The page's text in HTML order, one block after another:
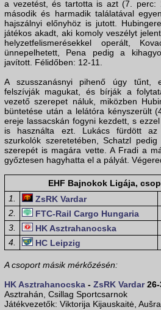
a vezetést, és tartotta is azt (7. perc:
második és harmadik találatával
hajszálnyi előnyhöz is jutott.
játékos akadt, aki komoly veszélyt
helyzetfelismerésekkel operált,
ünnepelhetett, Pena pedig a
javított. Félidőben: 12-11.
A szusszanásnyi pihenő úgy tűnt,
felszívják magukat, és bírják a
vezető szerepet náluk, miközben
büntetése után a lelátóra kényszerült
ereje lassacskán fogyni kezdett, s
is használta ezt. Lukács fürdött az
szurkolók szeretetében, Schatzl
szerepét is magára vette. A Fradi a
győztesen hagyhatta el a pályát.
EHF Bajnokok Ligája,
1.
ZsRK Vardar
2.
FTC-Rail Cargo Hungaria
3.
HK Asztrahanocska
4.
HC Leipzig
A csoport másik mérkőzésén:
HK Asztrahanocska - ZsRK Vardar26-
Asztrahán, Csillag Sportcsarnok
Játékvezetők: Viktorija Kijauskaitė,